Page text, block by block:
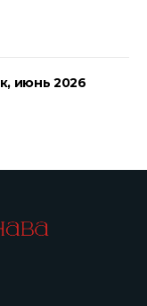
июнь 2026